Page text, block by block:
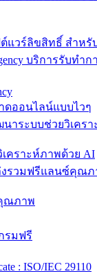
แวร์ลิขสิทธิ์ สำหรั
ดออนไลน์แบบไวๆ
คราะห์ภาพด้วย AI
ณภาพ